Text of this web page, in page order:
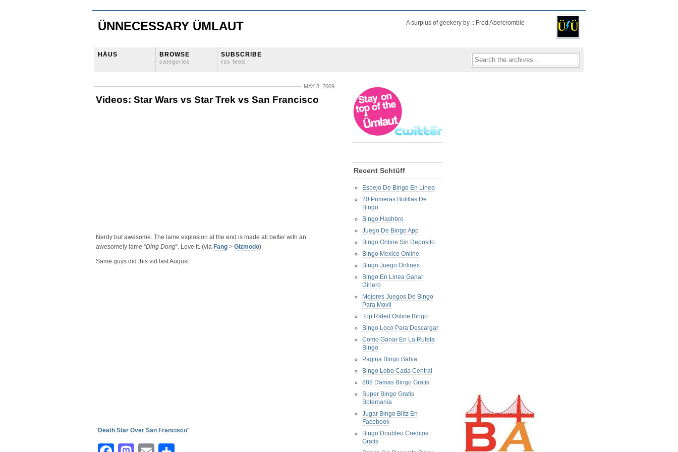
ÜNNECESSARY ÜMLAUT A surplus of geekery by :: Fred Abercrombie
HÄUS BROWSE
categories
SUBSCRIBE
rss feed
MAY 8, 2009
Videos: Star Wars vs Star Trek vs San Francisco
Nerdy but awesome. The lame explosion at the end is made all better with an
awesomely lame “Ding Dong“. Love it. (via Fang > Gizmodo)
Same guys did this vid last August:
“Death Star Over San Francisco“
Recent Schtüff
Espejo De Bingo En Línea
20 Primeras Bolillas De
Bingo
Bingo Hashbro
Juego De Bingo App
Bingo Online Sin Deposito
Bingo Mexico Online
Bingo Juego Onlines
Bingo En Linea Ganar
Dinero
Mejores Juegos De Bingo
Para Movil
Top Rated Online Bingo
Bingo Loco Para Descargar
Como Ganar En La Ruleta
Bingo
Pagina Bingo Bahia
Bingo Lobo Cada Central
888 Damas Bingo Gratis
Super Bingo Gratis
Botemanía
Jugar Bingo Blitz En
Facebook
Bingo Doubleu Creditos
Gratis